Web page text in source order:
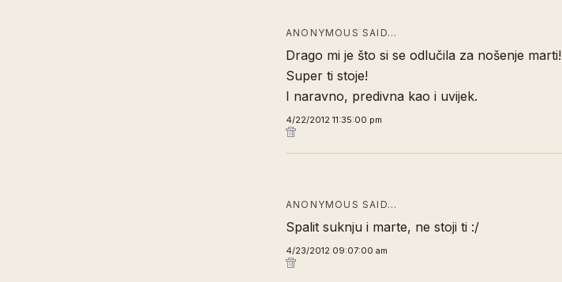
ANONYMOUS SAID…
Drago mi je što si se odlučila za nošenje marti!
Super ti stoje!
I naravno, predivna kao i uvijek.
4/22/2012 11:35:00 pm
ANONYMOUS SAID…
Spalit suknju i marte, ne stoji ti :/
4/23/2012 09:07:00 am